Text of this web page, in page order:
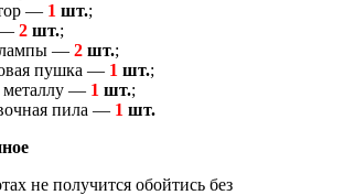
— 1 шт.;
— 2 шт.;
лампы — 2 шт.;
пушка — 1 шт.;
— 1 шт.;
пила — 1 шт.
не получится обойтись без